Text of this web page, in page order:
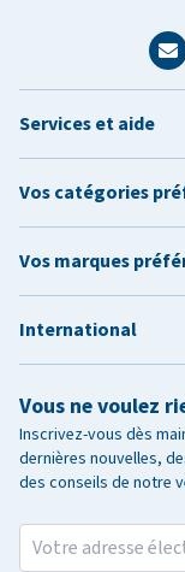
Vous ne voulez
Inscrivez-vous dès
dernières nouvelles,
des conseils de notre
Services et aide
Vos catégories
Vos marques
International